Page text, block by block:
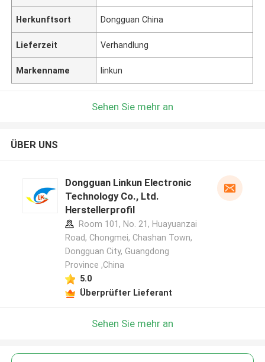
Herkunftsort Dongguan China
Lieferzeit Verhandlung
Markenname linkun
Sehen Sie mehr an
ÜBER UNS
Dongguan Linkun Electronic
Technology Co., Ltd.
Herstellerprofil
Room 101, No. 21, Huayuanzai
Road, Chongmei, Chashan Town,
Dongguan City, Guangdong
Province ,China
5.0
Überprüfter Lieferant
Sehen Sie mehr an